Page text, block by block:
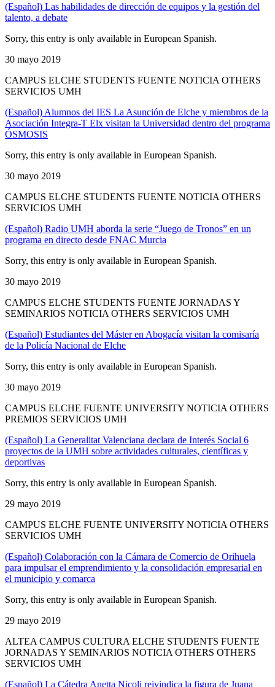
(Español) Las habilidades de dirección de equipos y la gestión del
talento, a debate
Sorry, this entry is only available in European Spanish.
30 mayo 2019
CAMPUS ELCHE STUDENTS FUENTE NOTICIA OTHERS
SERVICIOS UMH
(Español) Alumnos del IES La Asunción de Elche y miembros de la
Asociación Integra-T Elx visitan la Universidad dentro del programa
ÓSMOSIS
Sorry, this entry is only available in European Spanish.
30 mayo 2019
CAMPUS ELCHE STUDENTS FUENTE NOTICIA OTHERS
SERVICIOS UMH
(Español) Radio UMH aborda la serie “Juego de Tronos” en un
programa en directo desde FNAC Murcia
Sorry, this entry is only available in European Spanish.
30 mayo 2019
CAMPUS ELCHE STUDENTS FUENTE JORNADAS Y
SEMINARIOS NOTICIA OTHERS SERVICIOS UMH
(Español) Estudiantes del Máster en Abogacía visitan la comisaría
de la Policía Nacional de Elche
Sorry, this entry is only available in European Spanish.
30 mayo 2019
CAMPUS ELCHE FUENTE UNIVERSITY NOTICIA OTHERS
PREMIOS SERVICIOS UMH
(Español) La Generalitat Valenciana declara de Interés Social 6
proyectos de la UMH sobre actividades culturales, científicas y
deportivas
Sorry, this entry is only available in European Spanish.
29 mayo 2019
CAMPUS ELCHE FUENTE UNIVERSITY NOTICIA OTHERS
SERVICIOS UMH
(Español) Colaboración con la Cámara de Comercio de Orihuela
para impulsar el emprendimiento y la consolidación empresarial en
el municipio y comarca
Sorry, this entry is only available in European Spanish.
29 mayo 2019
ALTEA CAMPUS CULTURA ELCHE STUDENTS FUENTE
JORNADAS Y SEMINARIOS NOTICIA OTHERS OTHERS
SERVICIOS UMH
(Español) La Cátedra Anetta Nicoli reivindica la figura de Juana